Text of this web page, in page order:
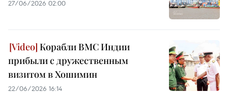
27/06/2026 02:00
Корабли ВМС Индии
прибыли с дружественным
визитом в Хошимин
22/06/2026 16:14